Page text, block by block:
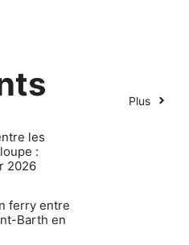
Plus
les
:
2026
ferry entre
Barth en